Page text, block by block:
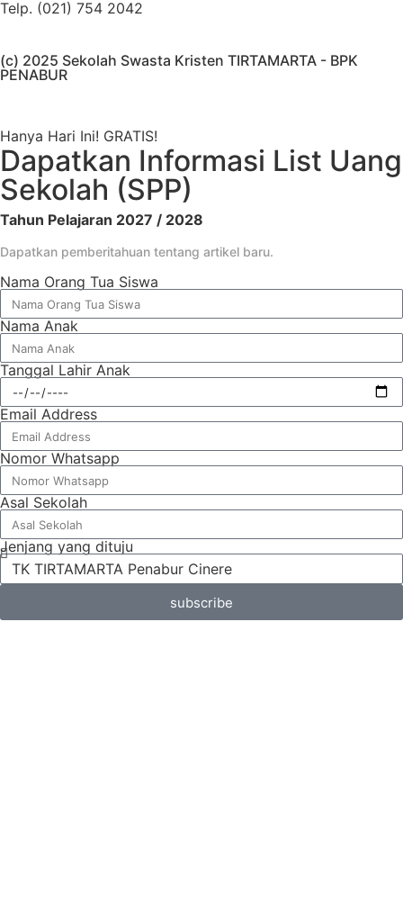
Telp. (021) 754 2042
(c) 2025 Sekolah Swasta Kristen TIRTAMARTA - BPK
PENABUR
Hanya Hari Ini! GRATIS!
Dapatkan Informasi List Uang
Sekolah (SPP)
Tahun Pelajaran 2027 / 2028
Dapatkan pemberitahuan tentang artikel baru.
Nama Orang Tua Siswa
Nama Anak
Tanggal Lahir Anak
Email Address
Nomor Whatsapp
Asal Sekolah
Jenjang yang dituju
subscribe